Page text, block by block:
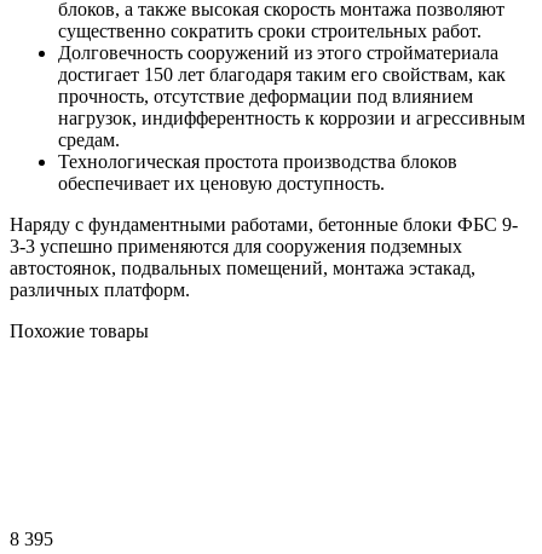
блоков, а также высокая скорость монтажа позволяют
существенно сократить сроки строительных работ.
Долговечность сооружений из этого стройматериала
достигает 150 лет благодаря таким его свойствам, как
прочность, отсутствие деформации под влиянием
нагрузок, индифферентность к коррозии и агрессивным
средам.
Технологическая простота производства блоков
обеспечивает их ценовую доступность.
Наряду с фундаментными работами, бетонные блоки ФБС 9-
3-3 успешно применяются для сооружения подземных
автостоянок, подвальных помещений, монтажа эстакад,
различных платформ.
Похожие товары
8 395